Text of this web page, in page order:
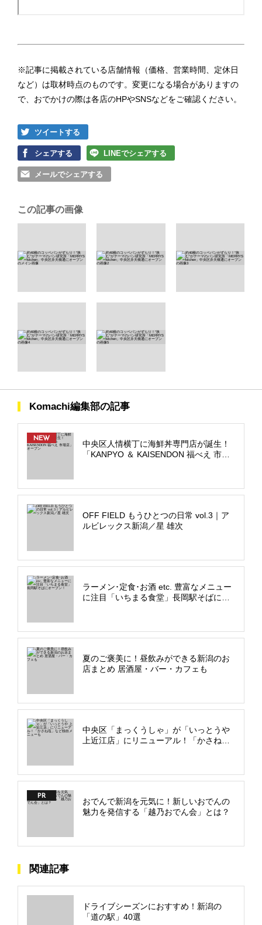
※記事に掲載されている店舗情報（価格、営業時間、定休日
など）は取材時点のものです。変更になる場合がありますの
で、おでかけの際は各店のHPやSNSなどをご確認ください。
ツイートする
シェアする LINEでシェアする
メールでシェアする
この記事の画像
Komachi編集部の記事
NEW
中央区人情横丁に海鮮丼専門店が誕生！
「KANPYO ＆ KAISENDON 福べえ 市場
OFF FIELD もうひとつの日常 vol.3｜ア
ルビレックス新潟／星 雄次
ラーメン･定食･お酒 etc. 豊富なメニュー
に注目「いちまる食堂」長岡駅そばにオ
夏のご褒美に！昼飲みができる新潟のお
店まとめ 居酒屋・バー・カフェも
中央区「まっくうしゃ」が「いっとうや
上近江店」にリニューアル！「かさね
PR
おでんで新潟を元気に！新しいおでんの
魅力を発信する「越乃おでん会」とは？
関連記事
ドライブシーズンにおすすめ！新潟の
「道の駅」40選